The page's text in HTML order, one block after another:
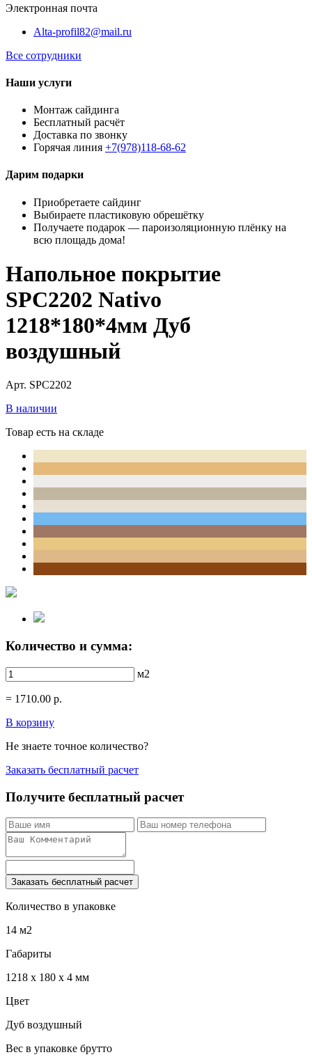
Электронная почта
Alta-profil82@mail.ru
Все сотрудники
Наши услуги
Монтаж сайдинга
Бесплатный расчёт
Доставка по звонку
Горячая линия +7(978)118-68-62
Дарим подарки
Приобретаете сайдинг
Выбираете пластиковую обрешётку
Получаете подарок — пароизоляционную плёнку на
всю площадь дома!
Напольное покрытие
SPC2202 Nativo
1218*180*4мм Дуб
воздушный
Арт. SPC2202
В наличии
Товар есть на складе
Количество и сумма:
м2
= 1710.00 р.
В корзину
Не знаете точное количество?
Заказать бесплатный расчет
Получите бесплатный расчет
Заказать бесплатный расчет
Количество в упаковке
14 м2
Габариты
1218 x 180 x 4 мм
Цвет
Дуб воздушный
Вес в упаковке брутто